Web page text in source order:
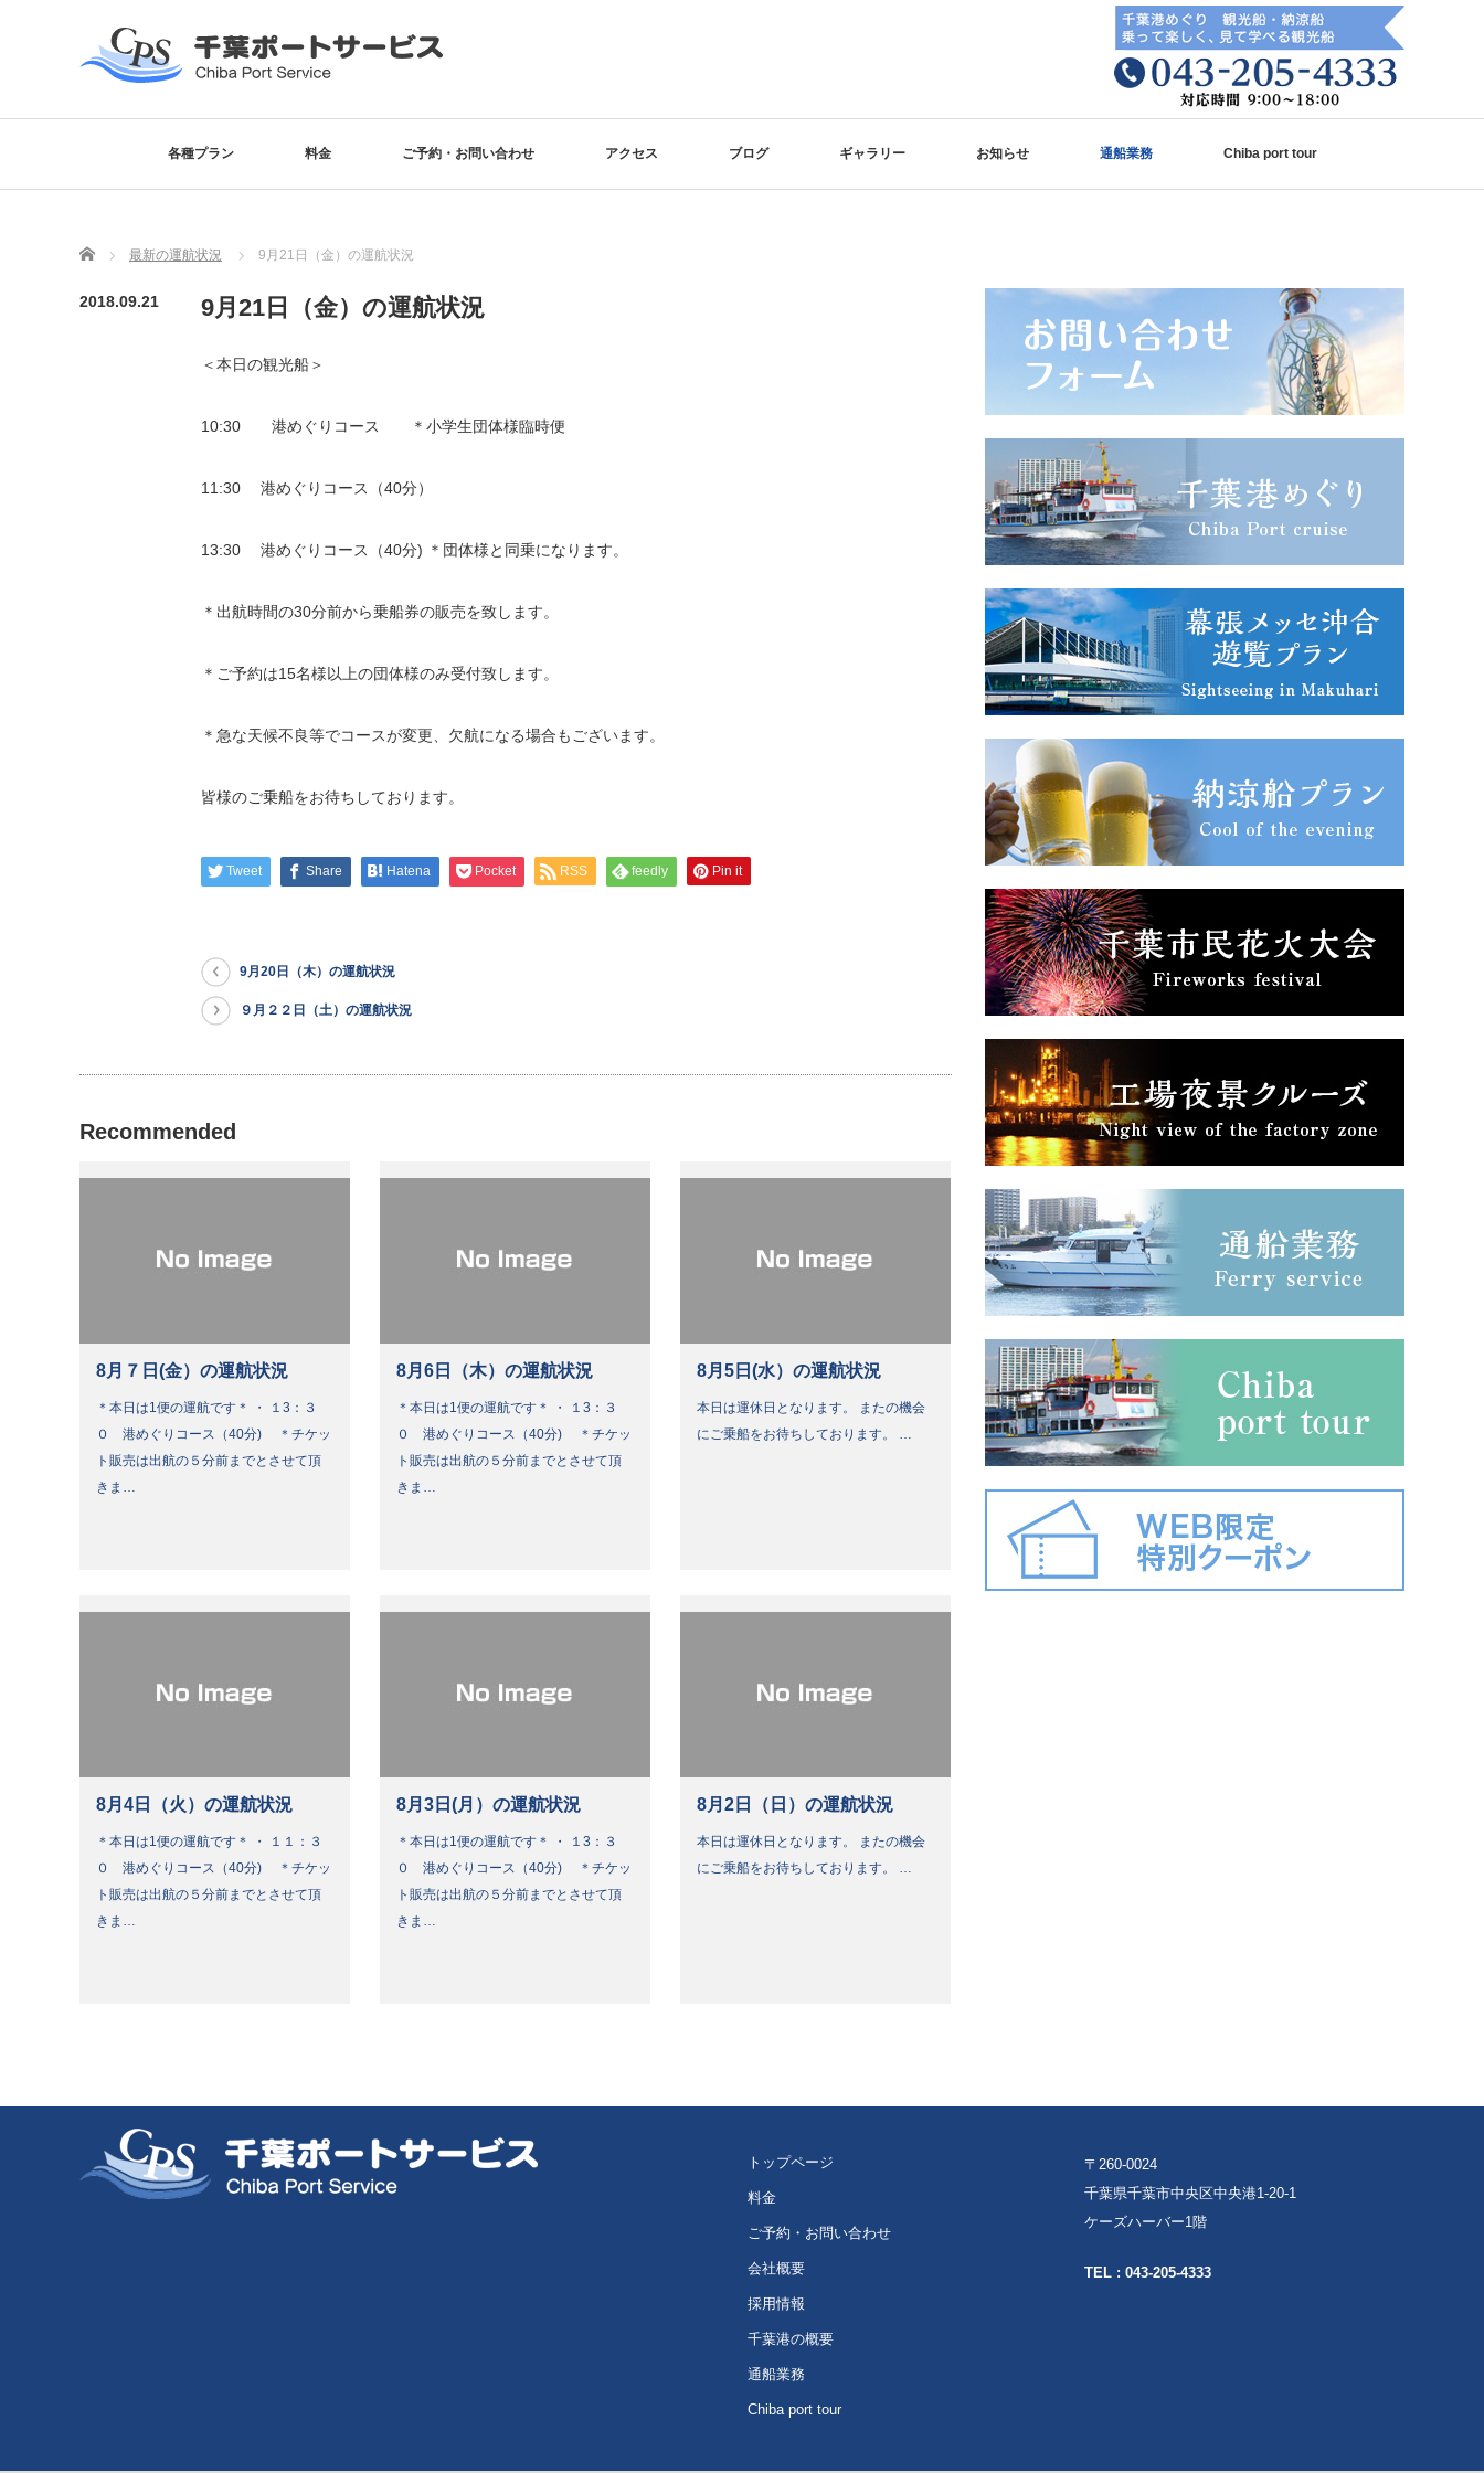
各種プラン 料金 ご予約・お問い合わせ アクセス ブログ ギャラリー お知らせ 通船業務 Chiba port tour
Home 最新の運航状況 9月21日（金）の運航状況
2018.09.21 9月21日（金）の運航状況
＜本日の観光船＞
10:30 港めぐりコース ＊小学生団体様臨時便
11:30 港めぐりコース（40分）
13:30 港めぐりコース（40分) ＊団体様と同乗になります。
＊出航時間の30分前から乗船券の販売を致します。
＊ご予約は15名様以上の団体様のみ受付致します。
＊急な天候不良等でコースが変更、欠航になる場合もございます。
皆様のご乗船をお待ちしております。
Tweet Share Hatena Pocket RSS feedly Pin it
9月20日（木）の運航状況
９月２２日（土）の運航状況
Recommended
8月７日(金）の運航状況
＊本日は1便の運航です＊ ・ １3：３
０ 港めぐりコース（40分) ＊チケッ
ト販売は出航の５分前までとさせて頂
きま…
8月6日（木）の運航状況
＊本日は1便の運航です＊ ・ １3：３
０ 港めぐりコース（40分) ＊チケッ
ト販売は出航の５分前までとさせて頂
きま…
8月5日(水）の運航状況
本日は運休日となります。 またの機会
にご乗船をお待ちしております。 …
8月4日（火）の運航状況
＊本日は1便の運航です＊ ・ １１：３
０ 港めぐりコース（40分) ＊チケッ
ト販売は出航の５分前までとさせて頂
きま…
8月3日(月）の運航状況
＊本日は1便の運航です＊ ・ １3：３
０ 港めぐりコース（40分) ＊チケッ
ト販売は出航の５分前までとさせて頂
きま…
8月2日（日）の運航状況
本日は運休日となります。 またの機会
にご乗船をお待ちしております。 …
トップページ
料金
ご予約・お問い合わせ
会社概要
採用情報
千葉港の概要
通船業務
Chiba port tour
〒260-0024
千葉県千葉市中央区中央港1-20-1
ケーズハーバー1階
TEL : 043-205-4333